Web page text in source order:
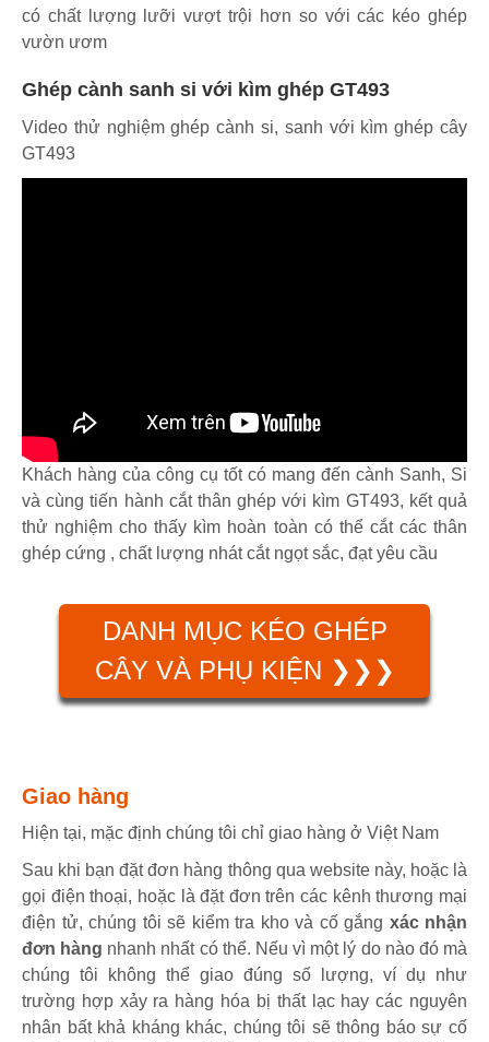
có chất lượng lưỡi vượt trội hơn so với các kéo ghép
vườn ươm
Ghép cành sanh si với kìm ghép GT493
Video thử nghiệm ghép cành si, sanh với kìm ghép cây
GT493
Khách hàng của công cụ tốt có mang đến cành Sanh, Si
và cùng tiến hành cắt thân ghép với kìm GT493, kết quả
thử nghiệm cho thấy kìm hoàn toàn có thể cắt các thân
ghép cứng , chất lượng nhát cắt ngọt sắc, đạt yêu cầu
DANH MỤC KÉO GHÉP
CÂY VÀ PHỤ KIỆN ❯❯❯
Giao hàng
Hiện tại, mặc định chúng tôi chỉ giao hàng ở Việt Nam
Sau khi bạn đặt đơn hàng thông qua website này, hoặc là
gọi điện thoại, hoặc là đặt đơn trên các kênh thương mại
điện tử, chúng tôi sẽ kiểm tra kho và cố gắng xác nhận
đơn hàng nhanh nhất có thể. Nếu vì một lý do nào đó mà
chúng tôi không thể giao đúng số lượng, ví dụ như
trường hợp xảy ra hàng hóa bị thất lạc hay các nguyên
nhân bất khả kháng khác, chúng tôi sẽ thông báo sự cố